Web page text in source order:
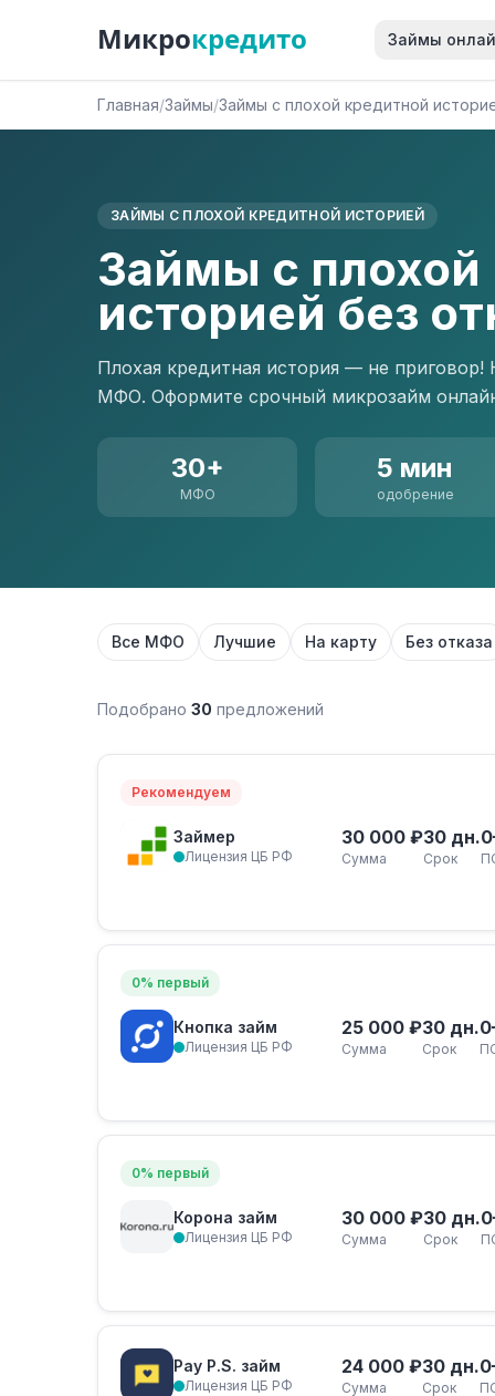
Микрокредито Займы
Главная/Займы/Займы с плохой кредитной
ЗАЙМЫ С ПЛОХОЙ КРЕДИТНОЙ ИСТОРИЕЙ
Займы с плохой
историей без
Плохая кредитная история — не
МФО. Оформите срочный микрозайм
30+
МФО
5 мин
одобрение
Все МФО Лучшие На карту Без отказа
Подобрано 30 предложений
Рекомендуем
Займер
Лицензия ЦБ РФ
30 000 ₽
Сумма
30 дн.
Срок
0% первый
Кнопка займ
Лицензия ЦБ РФ
25 000 ₽
Сумма
30 дн.
Срок
0% первый
Корона займ
Лицензия ЦБ РФ
30 000 ₽
Сумма
30 дн.
Срок
Pay P.S. займ
Лицензия ЦБ РФ
24 000 ₽
Сумма
30 дн.
Срок